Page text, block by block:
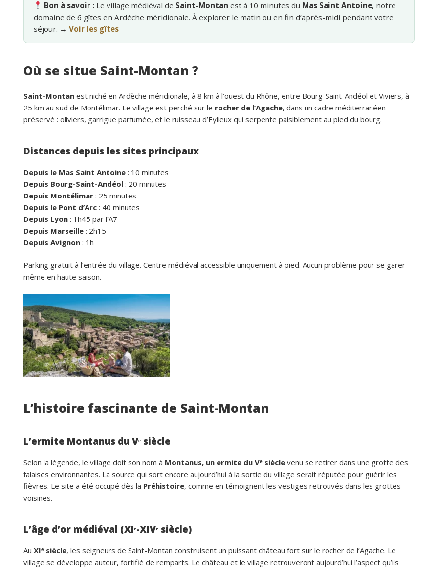
Bon à savoir : Le village médiéval de Saint-Montan est à 10 minutes du Mas Saint Antoine, notre
domaine de 6 gîtes en Ardèche méridionale. À explorer le matin ou en fin d’après-midi pendant votre
séjour. → Voir les gîtes
Où se situe Saint-Montan ?
Saint-Montan est niché en Ardèche méridionale, à 8 km à l’ouest du Rhône, entre Bourg-Saint-Andéol et Viviers, à
25 km au sud de Montélimar. Le village est perché sur le rocher de l’Agache, dans un cadre méditerranéen
préservé : oliviers, garrigue parfumée, et le ruisseau d’Eylieux qui serpente paisiblement au pied du bourg.
Distances depuis les sites principaux
Depuis le Mas Saint Antoine : 10 minutes
Depuis Bourg-Saint-Andéol : 20 minutes
Depuis Montélimar : 25 minutes
Depuis le Pont d’Arc : 40 minutes
Depuis Lyon : 1h45 par l’A7
Depuis Marseille : 2h15
Depuis Avignon : 1h
Parking gratuit à l’entrée du village. Centre médiéval accessible uniquement à pied. Aucun problème pour se garer
même en haute saison.
L’histoire fascinante de Saint-Montan
L’ermite Montanus du Vᵉ siècle
Selon la légende, le village doit son nom à Montanus, un ermite du Vᵉ siècle venu se retirer dans une grotte des
falaises environnantes. La source qui sort encore aujourd’hui à la sortie du village serait réputée pour guérir les
fièvres. Le site a été occupé dès la Préhistoire, comme en témoignent les vestiges retrouvés dans les grottes
voisines.
L’âge d’or médiéval (XIᵉ-XIVᵉ siècle)
Au XIᵉ siècle, les seigneurs de Saint-Montan construisent un puissant château fort sur le rocher de l’Agache. Le
village se développe autour, fortifié de remparts. Le château et le village retrouveront aujourd’hui l’aspect qu’ils
grand plaisir.Merci